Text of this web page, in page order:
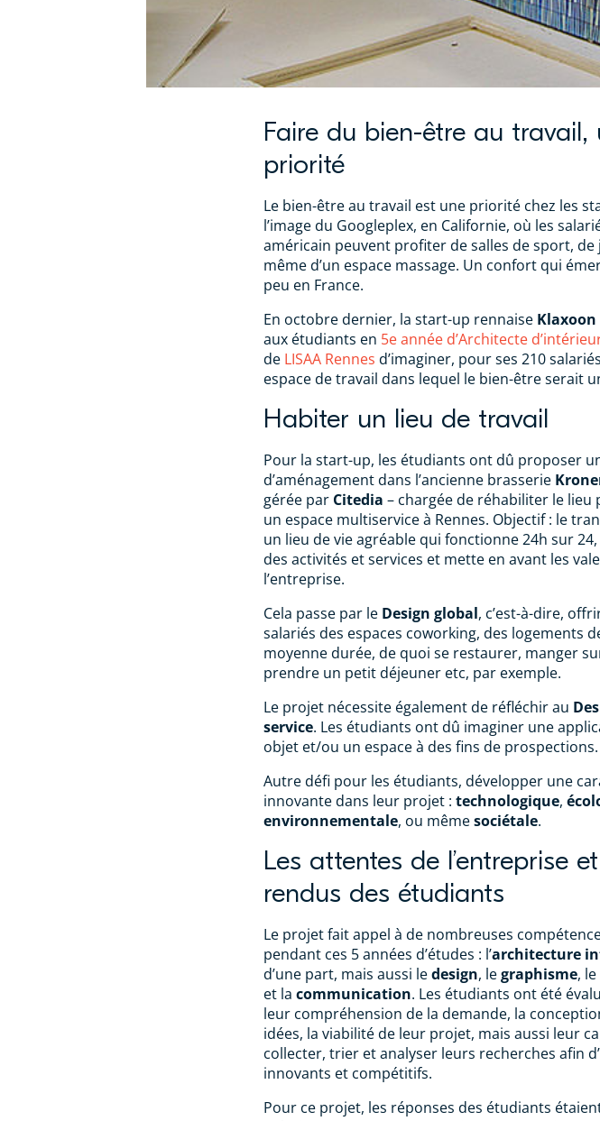
Faire du bien-être au travail,
priorité
Le bien-être au travail est une priorité chez les
l’image du Googleplex, en Californie, où les
américain peuvent profiter de salles de sport, de
même d’un espace massage. Un confort qui
peu en France.
En octobre dernier, la start-up rennaise Klaxoon
aux étudiants en 5e année d’Architecte
de LISAA Rennes d’imaginer, pour ses 210
espace de travail dans lequel le bien-être serait
Habiter un lieu de travail
Pour la start-up, les étudiants ont dû proposer
d’aménagement dans l’ancienne brasserie
gérée par Citedia – chargée de réhabiliter le lieu
un espace multiservice à Rennes. Objectif : le
un lieu de vie agréable qui fonctionne 24h sur
des activités et services et mette en avant les
l’entreprise.
Cela passe par le Design global, c’est-à-dire,
salariés des espaces coworking, des logements
moyenne durée, de quoi se restaurer, manger
prendre un petit déjeuner etc, par exemple.
Le projet nécessite également de réfléchir au
service. Les étudiants ont dû imaginer une
objet et/ou un espace à des fins de prospections.
Autre défi pour les étudiants, développer une
innovante dans leur projet : technologique,
environnementale, ou mêmesociétale.
Les attentes de l’entreprise
rendus des étudiants
Le projet fait appel à de nombreuses
pendant ces 5 années d’études : l’architecture
d’une part, mais aussi ledesign, legraphisme, le
et la communication. Les étudiants ont été
leur compréhension de la demande, la
idées, la viabilité de leur projet, mais aussi leur
collecter, trier et analyser leurs recherches afin
innovants et compétitifs.
Pour ce projet, les réponses des étudiants